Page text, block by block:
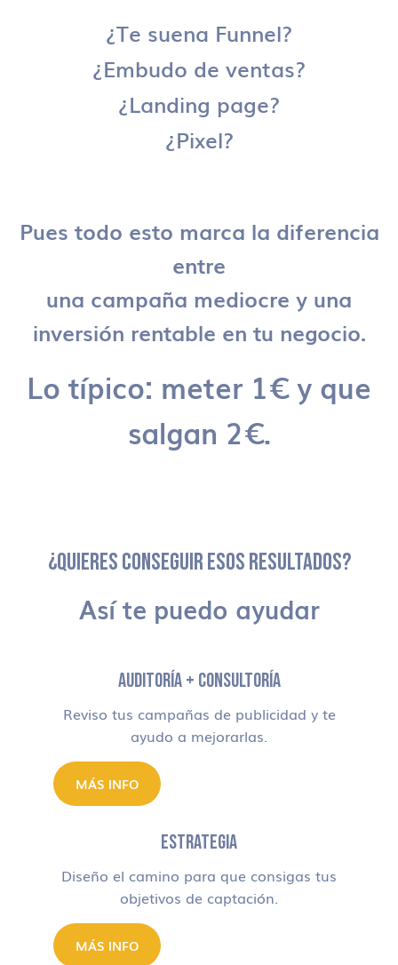
¿Te suena Funnel?
¿Embudo de ventas?
¿Landing page?
¿Pixel?
Pues todo esto marca la diferencia
entre
una campaña mediocre y una
inversión rentable en tu negocio.
Lo típico: meter 1€ y que
salgan 2€.
¿QUIERES CONSEGUIR ESOS RESULTADOS?
Así te puedo ayudar
AUDITORÍA + CONSULTORÍA
Reviso tus campañas de publicidad y te
ayudo a mejorarlas.
MÁS INFO
ESTRATEGIA
Diseño el camino para que consigas tus
objetivos de captación.
MÁS INFO